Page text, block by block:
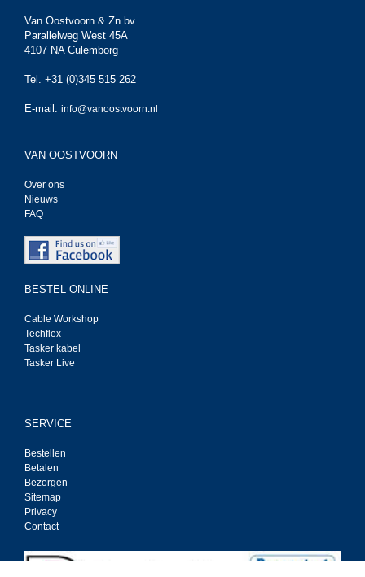
Van Oostvoorn & Zn bv
Parallelweg West 45A
4107 NA Culemborg
Tel. +31 (0)345 515 262
E-mail: info@vanoostvoorn.nl
VAN OOSTVOORN
Over ons
Nieuws
FAQ
BESTEL ONLINE
Cable Workshop
Techflex
Tasker kabel
Tasker Live
SERVICE
Bestellen
Betalen
Bezorgen
Sitemap
Privacy
Contact